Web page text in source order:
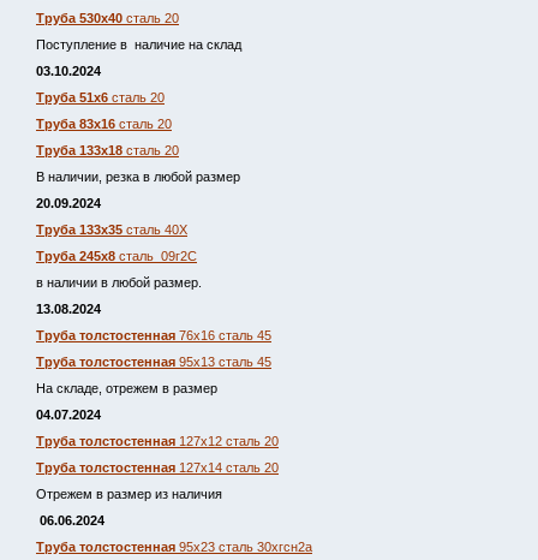
Труба 530х40 сталь 20
Поступление в наличие на склад
03.10.2024
Труба 51х6 сталь 20
Труба 83х16 сталь 20
Труба 133х18 сталь 20
В наличии, резка в любой размер
20.09.2024
Труба 133х35 сталь 40Х
Труба 245х8 сталь 09г2С
в наличии в любой размер.
13.08.2024
Труба толстостенная 76х16 сталь 45
Труба толстостенная 95х13 сталь 45
На складе, отрежем в размер
04.07.2024
Труба толстостенная 127х12 сталь 20
Труба толстостенная 127х14 сталь 20
Отрежем в размер из наличия
06.06.2024
Труба толстостенная 95х23 сталь 30хгсн2а